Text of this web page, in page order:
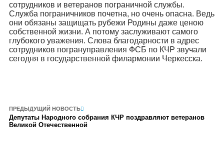
сотрудников и ветеранов пограничной службы.
Служба пограничников почетна, но очень опасна. Ведь
они обязаны защищать рубежи Родины даже ценою
собственной жизни. А потому заслуживают самого
глубокого уважения. Слова благодарности в адрес
сотрудников погрануправления ФСБ по КЧР звучали
сегодня в государственной филармонии Черкесска.
ПРЕДЫДУЩИЙ НОВОСТЬ
Депутаты Народного собрания КЧР поздравляют ветеранов
Великой Отечественной